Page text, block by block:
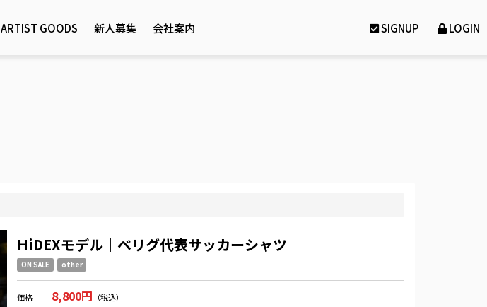
ARTIST GOODS 新人募集 会社案内 SIGNUP LOGIN
HiDEXモデル｜ベリグ代表サッカーシャツ
ON SALE other
価格 8,800円 （税込）